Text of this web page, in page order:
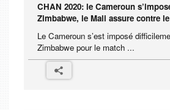
CHAN 2020: le Cameroun
Zimbabwe, le Mali assure contre
Le Cameroun s’est imposé
Zimbabwe pour le match ...